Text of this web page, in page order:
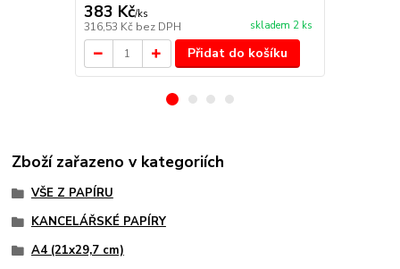
383 Kč/ks
316,53 Kč bez DPH skladem 2 ks
Přidat do košíku
Zboží zařazeno v kategoriích
VŠE Z PAPÍRU
KANCELÁŘSKÉ PAPÍRY
A4 (21x29,7 cm)